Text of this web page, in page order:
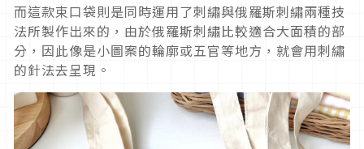
而這款束口袋則是同時運用了刺繡與俄羅斯刺繡兩種技
法所製作出來的，由於俄羅斯刺繡比較適合大面積的部
分，因此像是小圖案的輪廓或五官等地方，就會用刺繡
的針法去呈現。